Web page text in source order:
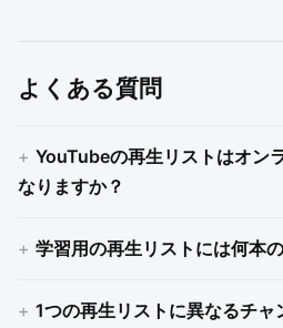
よくある質問
YouTubeの再生リストはオン
なりますか？
学習用の再生リストには何本
1つの再生リストに異なるチ